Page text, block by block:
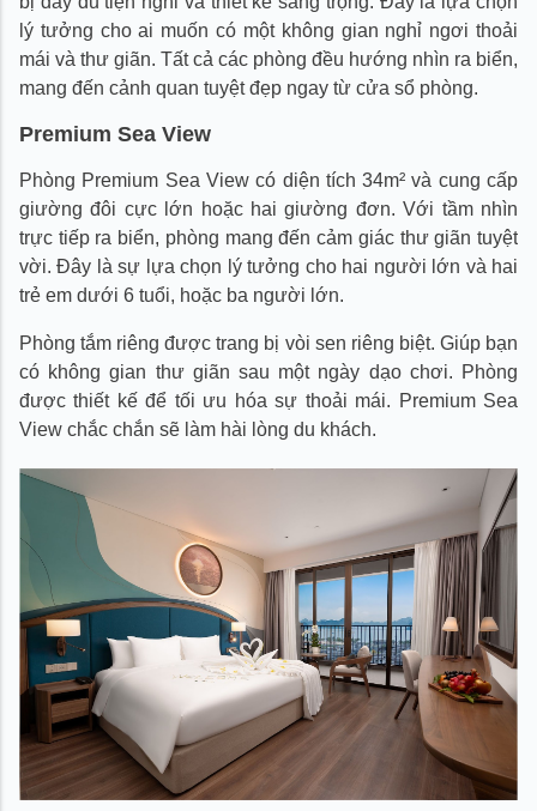
lý tưởng cho ai muốn có một không gian nghỉ ngơi thoải
mái và thư giãn. Tất cả các phòng đều hướng nhìn ra biển,
mang đến cảnh quan tuyệt đẹp ngay từ cửa sổ phòng.
Premium Sea View
Phòng Premium Sea View có diện tích 34m² và cung cấp
giường đôi cực lớn hoặc hai giường đơn. Với tầm nhìn
trực tiếp ra biển, phòng mang đến cảm giác thư giãn tuyệt
vời. Đây là sự lựa chọn lý tưởng cho hai người lớn và hai
trẻ em dưới 6 tuổi, hoặc ba người lớn.
Phòng tắm riêng được trang bị vòi sen riêng biệt. Giúp bạn
có không gian thư giãn sau một ngày dạo chơi. Phòng
được thiết kế để tối ưu hóa sự thoải mái. Premium Sea
View chắc chắn sẽ làm hài lòng du khách.